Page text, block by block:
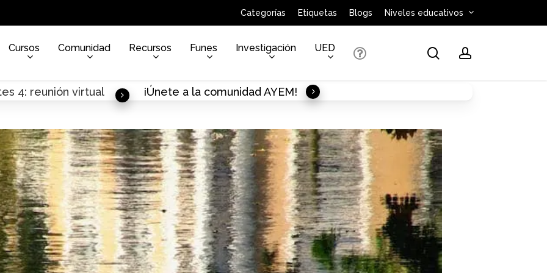
Categorías Etiquetas Blogs Niveles educativos
Cursos Comunidad Recursos Funes Investigación UED searchaccount
4: reunión virtual ¡Únete a la comunidad AYEM!